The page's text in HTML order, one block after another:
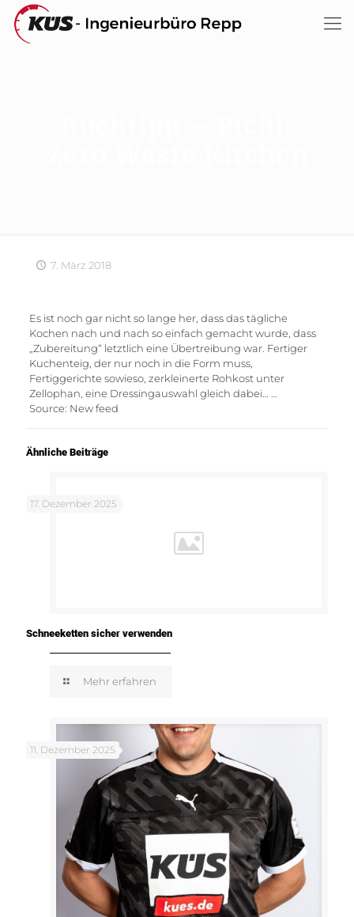
7. März 2018
Es ist noch gar nicht so lange her, dass das tägliche
Kochen nach und nach so einfach gemacht wurde, dass
„Zubereitung“ letztlich eine Übertreibung war. Fertiger
Kuchenteig, der nur noch in die Form muss,
Fertiggerichte sowieso, zerkleinerte Rohkost unter
Zellophan, eine Dressingauswahl gleich dabei… …
Source: New feed
Ähnliche Beiträge
17. Dezember 2025
Schneeketten sicher verwenden
Mehr erfahren
11. Dezember 2025